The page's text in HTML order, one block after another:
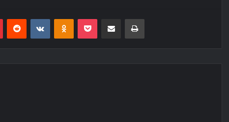
PinterestReddit VKontakteOdnoklassniki
Pocket E-Posta ile paylaş Yazdır